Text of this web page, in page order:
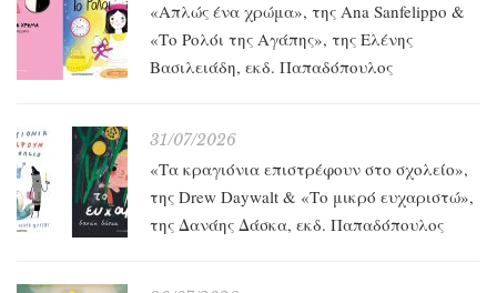
«Απλώς ένα χρώμα», της Ana Sanfelippo &
«Το Ρολόι της Αγάπης», της Ελένης
Βασιλειάδη, εκδ. Παπαδόπουλος
31/07/2026
«Τα κραγιόνια επιστρέφουν στο σχολείο»,
της Drew Daywalt & «Το μικρό ευχαριστώ»,
της Δανάης Δάσκα, εκδ. Παπαδόπουλος